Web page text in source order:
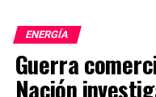
ENERGÍA
Guerra
Nación